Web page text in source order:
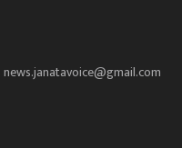
news.janatavoice@gmail.com